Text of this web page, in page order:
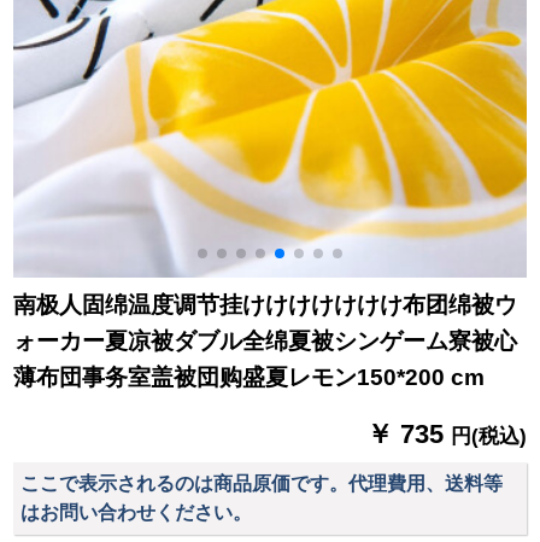
南极人固绵温度调节挂けけけけけけけ布团绵被ウ
ォーカー夏凉被ダブル全绵夏被シンゲーム寮被心
薄布団事务室盖被団购盛夏レモン150*200 cm
￥ 735 円(税込)
ここで表示されるのは商品原価です。代理費用、送料等
はお問い合わせください。